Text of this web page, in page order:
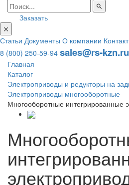
Заказать
Статьи Документы О компании
8 (800) 250-59-94 sales@rs-kzn.ru
Главная
Каталог
Электроприводы и редукторы на
Электроприводы многооборотные
Многооборотные интегрированные